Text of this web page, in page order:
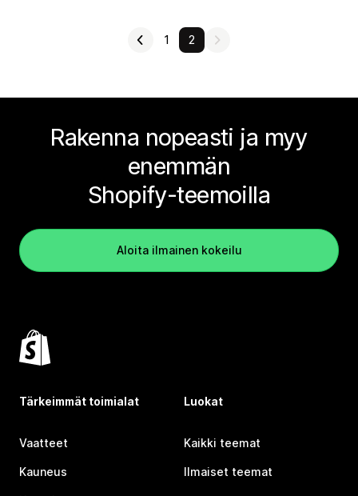
1 2
Rakenna nopeasti ja myy
enemmän
Shopify-teemoilla
Aloita ilmainen kokeilu
Tärkeimmät toimialat
Vaatteet
Kauneus
Luokat
Kaikki teemat
Ilmaiset teemat